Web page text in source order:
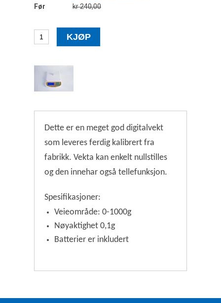
Før
kr 240,00
Dette er en meget god digitalvekt
som leveres ferdig kalibrert fra
fabrikk. Vekta kan enkelt nullstilles
og den innehar også tellefunksjon.
Spesifikasjoner:
Veieområde: 0-1000g
Nøyaktighet 0,1g
Batterier er inkludert